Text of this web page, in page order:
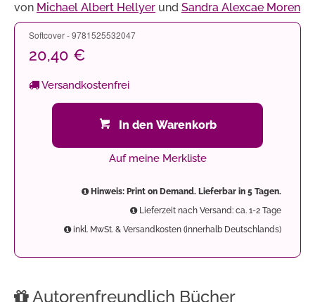
von Michael Albert Hellyer und Sandra Alexcae Moren
Softcover - 9781525532047
20,40 €
Versandkostenfrei
In den Warenkorb
Auf meine Merkliste
Hinweis: Print on Demand. Lieferbar in 5 Tagen.
Lieferzeit nach Versand: ca. 1-2 Tage
inkl. MwSt. & Versandkosten (innerhalb Deutschlands)
Autorenfreundlich Bücher